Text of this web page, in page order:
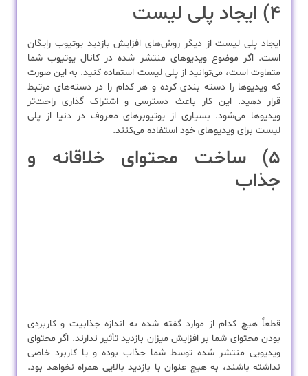
۴) ایجاد پلی لیست
ایجاد پلی لیست از دیگر روش‌های افزایش بازدید یوتیوب رایگان
است. اگر موضوع ویدیوهای منتشر شده در کانال یوتیوب شما
متفاوت است، می‌توانید از پلی لیست استفاده کنید. به این صورت
که ویدیوها را دسته بندی کرده و هر کدام را در دسته‌های مرتبط
قرار دهید. این کار باعث دسترسی و اشتراک گذاری راحت‌تر
ویدیوها می‌شود. بسیاری از یوتیوبرهای معروف در دنیا از پلی
لیست برای ویدیوهای خود استفاده می‌کنند.
۵) ساخت محتوای خلاقانه و
جذاب
قطعاً هیچ کدام از موارد گفته شده به اندازه جذابیت و کاربردی
بودن محتوای شما بر افزایش میزان بازدید تأثیر ندارند. اگر محتوای
ویدیویی منتشر شده توسط شما جذاب بوده و یا کاربرد خاصی
نداشته باشند، به هیچ عنوان با بازدید بالایی همراه نخواهد بود.